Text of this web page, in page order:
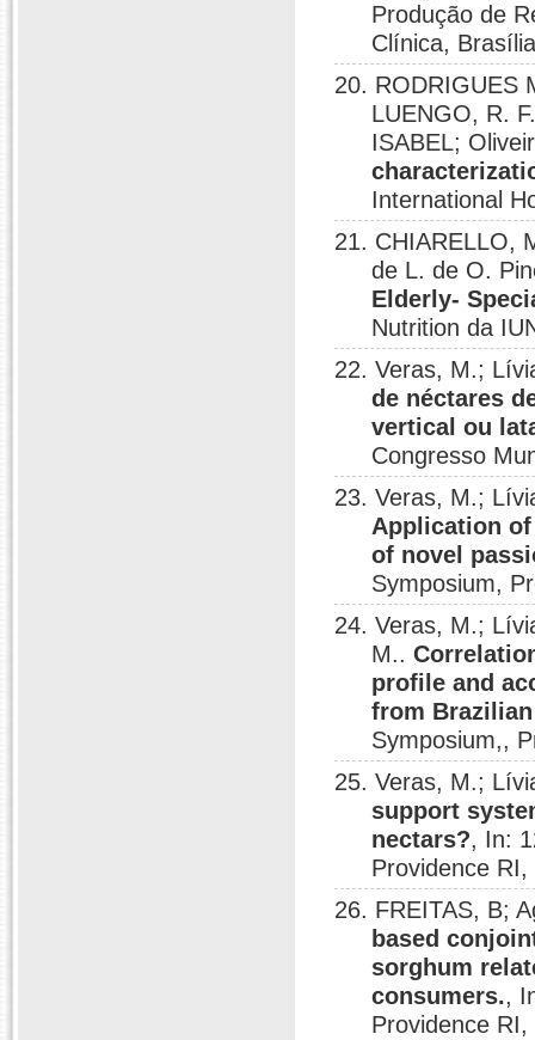
Produção de
Clínica,
20. RODRIGUES
LUENGO, R.
ISABEL;
International
21. CHIARELLO,
de L. de O.
Elderly-
Nutrition da
22. Veras, M.;
de néctares
vertical ou
Congresso
23. Veras, M.;
Application
of novel
Symposium,
24. Veras, M.;
M..
profile and
from
Symposium,,
25. Veras, M.;
support
nectars?, In:
Providence RI,
26. FREITAS, B;
based
sorghum
consumers.,
Providence RI,